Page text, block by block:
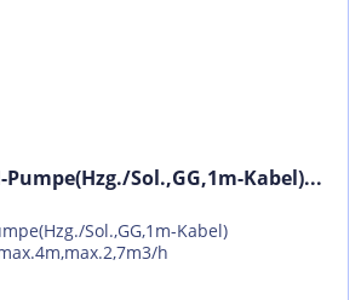
Sol.,GG,1m-Kabel)...
Sol.,GG,1m-Kabel)
h